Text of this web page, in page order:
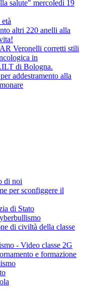
salute" mercoledì 19
altri 220 anelli alla
Veronelli corretti stili
in
di Bologna.
addestramento alla
di noi
per sconfiggere il
di Stato
di civiltà della classe
- Video classe 2G
e formazione